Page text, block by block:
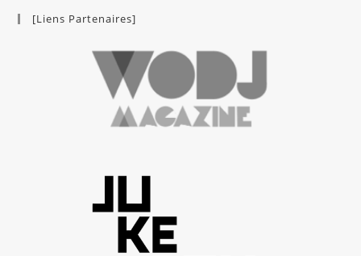
[Liens Partenaires]